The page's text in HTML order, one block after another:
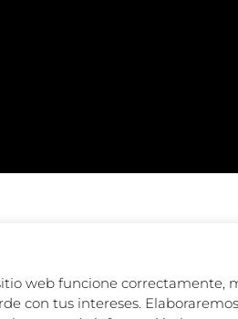
web funcione correctamente,
con tus intereses.